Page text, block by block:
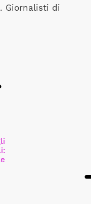
Giornalisti di